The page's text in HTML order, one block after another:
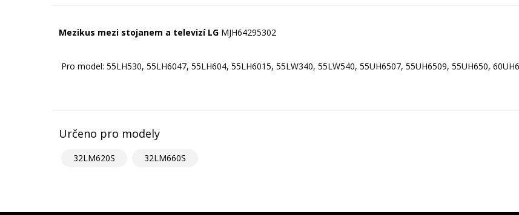
Mezikus mezi stojanem a televizí LG MJH64295302
Pro model: 55LH530, 55LH6047, 55LH604, 55LH6015, 55LW340, 55LW540, 55UH6507, 55UH6509, 55UH650,
Určeno pro modely
32LM620S 32LM660S